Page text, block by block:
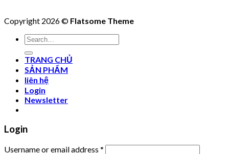
Copyright 2026 © Flatsome Theme
Search
for:
TRANG CHỦ
SẢN PHẨM
liên hệ
Login
Newsletter
Login
Username or email address *